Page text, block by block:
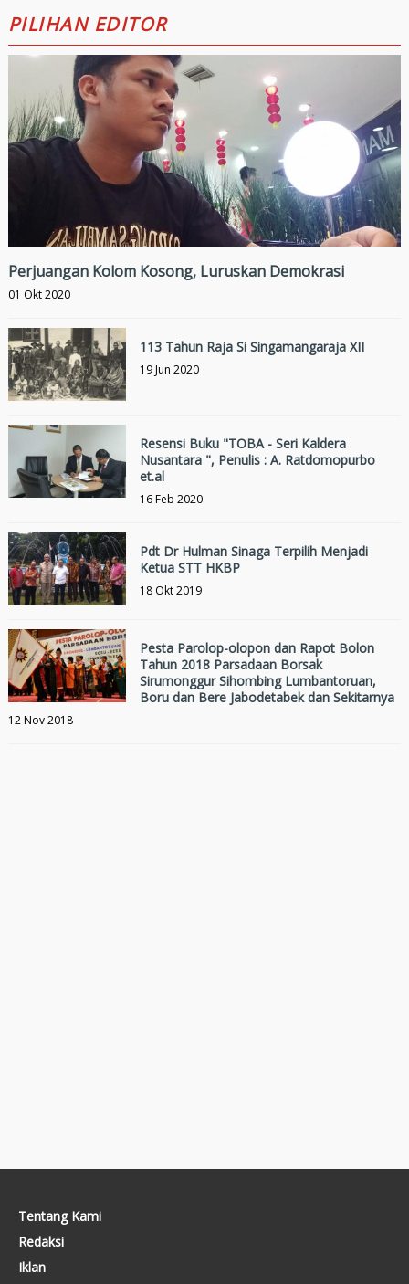
PILIHAN EDITOR
Perjuangan Kolom Kosong, Luruskan Demokrasi
01 Okt 2020
113 Tahun Raja Si Singamangaraja XII
19 Jun 2020
Resensi Buku "TOBA - Seri Kaldera
Nusantara ", Penulis : A. Ratdomopurbo
et.al
16 Feb 2020
Pdt Dr Hulman Sinaga Terpilih Menjadi
Ketua STT HKBP
18 Okt 2019
Pesta Parolop-olopon dan Rapot Bolon
Tahun 2018 Parsadaan Borsak
Sirumonggur Sihombing Lumbantoruan,
Boru dan Bere Jabodetabek dan Sekitarnya
12 Nov 2018
Tentang Kami
Redaksi
Iklan